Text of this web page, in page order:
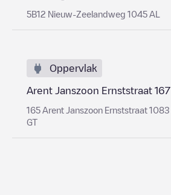
5B12 Nieuw-Zeelandweg 1045 AL
Oppervlak
Arent Janszoon Ernststraat 167
165 Arent Janszoon Ernststraat 1083
GT